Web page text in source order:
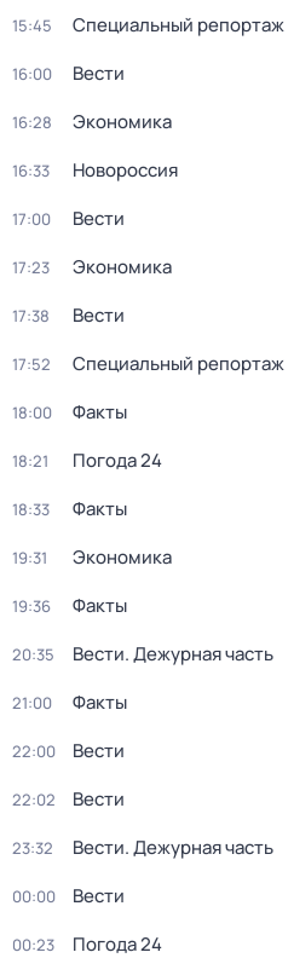
15:45 Специальный репортаж
16:00 Вести
16:28 Экономика
16:33 Новороссия
17:00 Вести
17:23 Экономика
17:38 Вести
17:52 Специальный репортаж
18:00 Факты
18:21 Погода 24
18:33 Факты
19:31 Экономика
19:36 Факты
20:35 Вести. Дежурная часть
21:00 Факты
22:00 Вести
22:02 Вести
23:32 Вести. Дежурная часть
00:00 Вести
00:23 Погода 24